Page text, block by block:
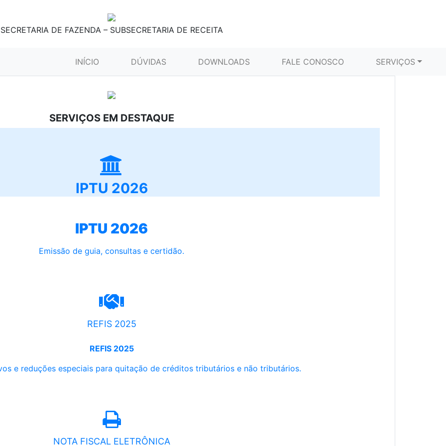
SECRETARIA DE FAZENDA – SUBSECRETARIA DE RECEITA
INÍCIO (CURRENT)DÚVIDAS DOWNLOADS FALE CONOSCO SERVIÇOS
SERVIÇOS EM DESTAQUE
IPTU 2026
IPTU 2026
Emissão de guia, consultas e certidão.
REFIS 2025
REFIS 2025
e reduções especiais para quitação de créditos tributários e não tributários.
NOTA FISCAL ELETRÔNICA